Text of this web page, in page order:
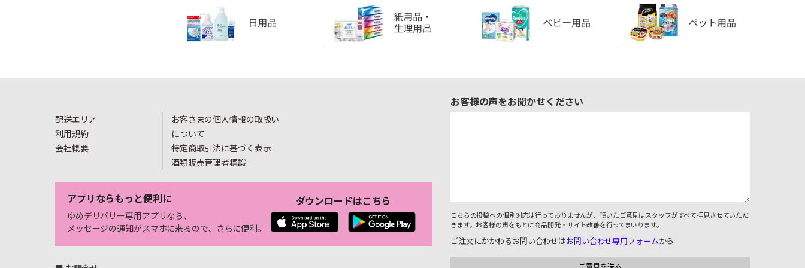
配送エリア
利用規約
会社概要
お客さまの個人情報の取扱い
について
特定商取引法に基づく表示
酒類販売管理者標識
アプリならもっと便利に
ゆめデリバリー専用アプリなら、
メッセージの通知がスマホに来るので、さらに便利。
ダウンロードはこちら
お客様の声をお聞かせください
こちらの投稿への個別対応は行っておりませんが、頂いたご意見はスタッフがすべて拝見させていただ
きます。お客様の声をもとに商品開発・サイト改善を行ってまいります。
ご注文にかかわるお問い合わせはお問い合わせ専用フォームから